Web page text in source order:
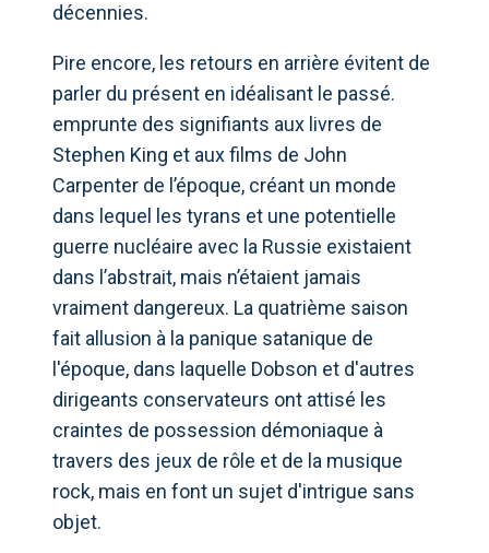
décennies.
Pire encore, les retours en arrière évitent de
parler du présent en idéalisant le passé.
emprunte des signifiants aux livres de
Stephen King et aux films de John
Carpenter de l’époque, créant un monde
dans lequel les tyrans et une potentielle
guerre nucléaire avec la Russie existaient
dans l’abstrait, mais n’étaient jamais
vraiment dangereux. La quatrième saison
fait allusion à la panique satanique de
l'époque, dans laquelle Dobson et d'autres
dirigeants conservateurs ont attisé les
craintes de possession démoniaque à
travers des jeux de rôle et de la musique
rock, mais en font un sujet d'intrigue sans
objet.